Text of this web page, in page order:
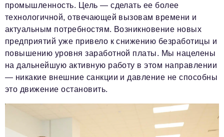
промышленность. Цель — сделать ее более
технологичной, отвечающей вызовам времени и
актуальным потребностям. Возникновение новых
предприятий уже привело к снижению безработицы и
повышению уровня заработной платы. Мы нацелены
на дальнейшую активную работу в этом направлении
— никакие внешние санкции и давление не способны
это движение остановить.